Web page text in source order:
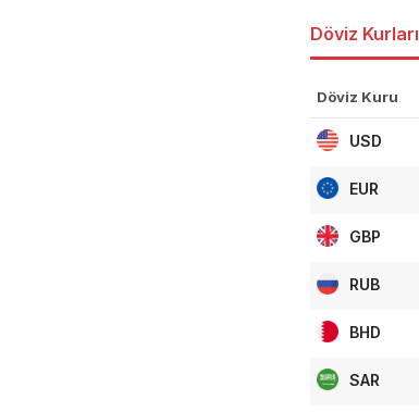
Döviz Kurları
Döviz Kuru
USD
EUR
GBP
RUB
BHD
SAR